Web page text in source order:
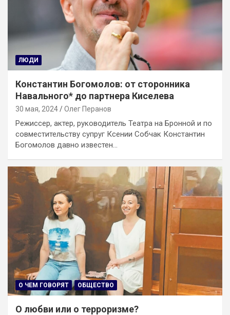
ЛЮДИ
Константин Богомолов: от сторонника
Навального* до партнера Киселева
30 мая, 2024 Олег Перанов
Режиссер, актер, руководитель Театра на Бронной и по
совместительству супруг Ксении Собчак Константин
Богомолов давно известен…
О ЧЕМ ГОВОРЯТ ОБЩЕСТВО
О любви или о терроризме?